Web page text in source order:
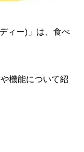
ィー)」は、食べ
機能について紹